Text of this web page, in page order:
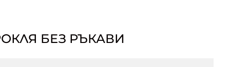
БЕЗ РЪКАВИ